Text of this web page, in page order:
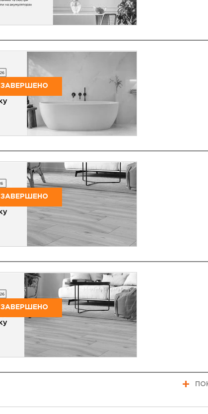
ЗАВЕРШЕНО
ЗАВЕРШЕНО
ЗАВЕРШЕНО